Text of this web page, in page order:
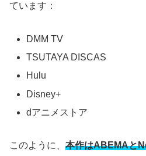
ています：
DMM TV
TSUTAYA DISCAS
Hulu
Disney+
dアニメストア
このように、 本作はABEMAと